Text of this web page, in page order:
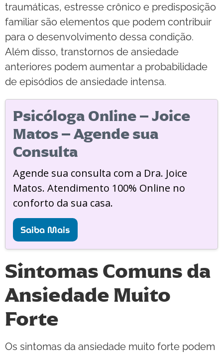
traumáticas, estresse crônico e predisposição
familiar são elementos que podem contribuir
para o desenvolvimento dessa condição.
Além disso, transtornos de ansiedade
anteriores podem aumentar a probabilidade
de episódios de ansiedade intensa.
Psicóloga Online – Joice
Matos – Agende sua
Consulta
Agende sua consulta com a Dra. Joice
Matos. Atendimento 100% Online no
conforto da sua casa.
Saiba Mais
Sintomas Comuns da
Ansiedade Muito
Forte
Os sintomas da ansiedade muito forte podem